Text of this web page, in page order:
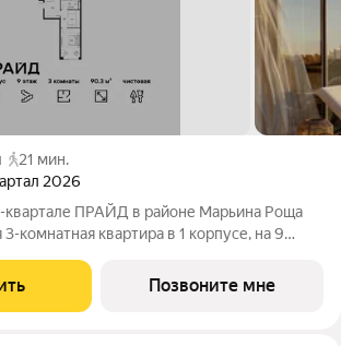
21 мин.
2026
ПРАЙД в районе Марьина Роща
3-комнатная квартира в 1 корпусе, на 9
году. Площадь комнат: кухня-Позвоните мне